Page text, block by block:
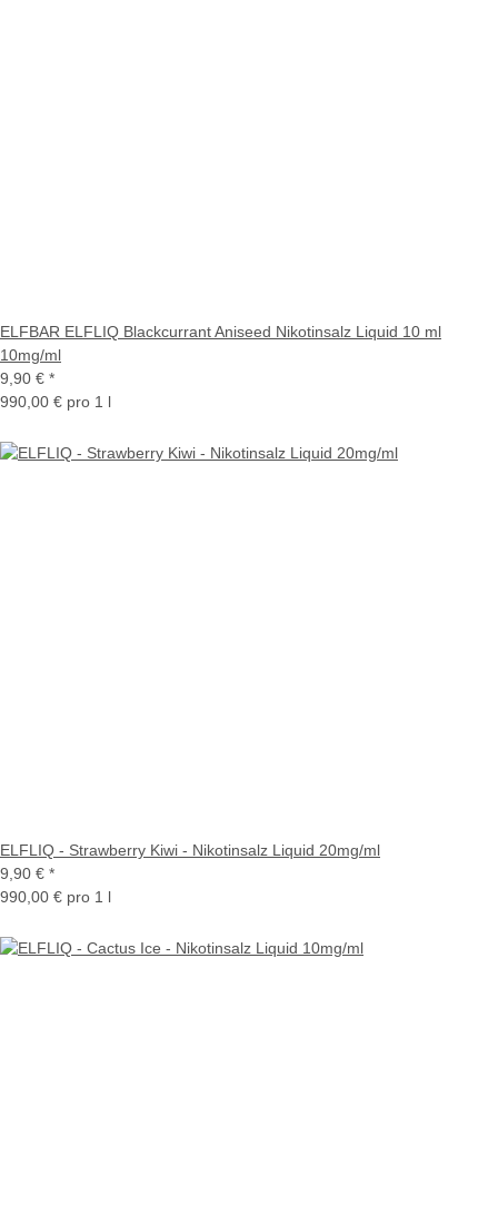
ELFBAR ELFLIQ Blackcurrant Aniseed Nikotinsalz Liquid 10 ml
10mg/ml
9,90 € *
990,00 € pro 1 l
ELFLIQ - Strawberry Kiwi - Nikotinsalz Liquid 20mg/ml
9,90 € *
990,00 € pro 1 l